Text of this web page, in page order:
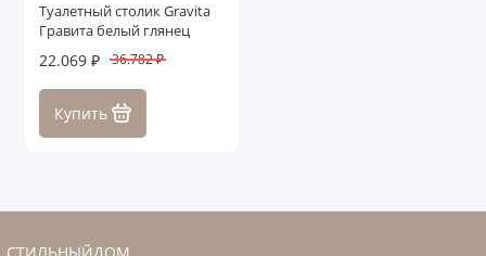
Туалетный столик Gravita
Гравита белый глянец
22.069 ₽ 36.782 ₽
Купить